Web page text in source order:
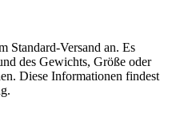
Standard-Versand an. Es
des Gewichts, Größe oder
Diese Informationen findest